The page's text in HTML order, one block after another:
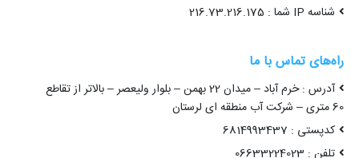
شناسه IP شما : 216.73.216.175
راه‌های تماس با ما
آدرس : خرم آباد – میدان 22 بهمن – بلوار ولیعصر – بالاتر از تقاطع
60 متری – شرکت آب منطقه ای لرستان
کدپستی : 6814993437
تلفن : 06633224023